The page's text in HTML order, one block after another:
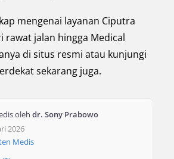
mengenai layanan Ciputra
rawat jalan hingga Medical
di situs resmi atau kunjungi
sekarang juga.
oleh dr. Sony Prabowo
2026
Medis